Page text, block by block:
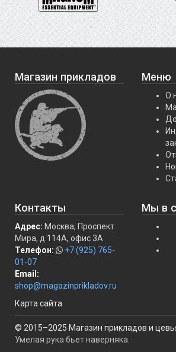
Магазин прикладов Меню
О
Контакты
Адрес: Москва, Проспект
Мира, д.114А, офис 3А
Телефон:
+7 (925) 765-
01-07
Email:
shop@magazinprikladov.ru
Карта сайта
Мы в
© 2015–2025 Магазин прикладов и
Умелая рука бьет наверняка.